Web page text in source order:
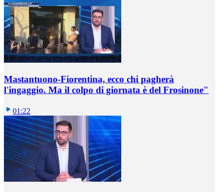
Mastantuono-Fiorentina, ecco chi pagherà
l'ingaggio. Ma il colpo di giornata è del Frosinone"
01:22